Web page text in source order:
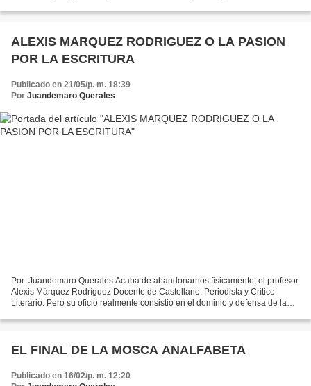
ALEXIS MARQUEZ RODRIGUEZ O LA PASION
POR LA ESCRITURA
Publicado en 21/05/p. m. 18:39
Por Juandemaro Querales
Por: Juandemaro Querales Acaba de abandonarnos físicamente, el profesor
Alexis Márquez Rodríguez Docente de Castellano, Periodista y Crítico
Literario. Pero su oficio realmente consistió en el dominio y defensa de la
EL FINAL DE LA MOSCA ANALFABETA
Publicado en 16/02/p. m. 12:20